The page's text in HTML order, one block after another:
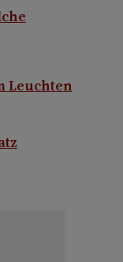
Leuchten